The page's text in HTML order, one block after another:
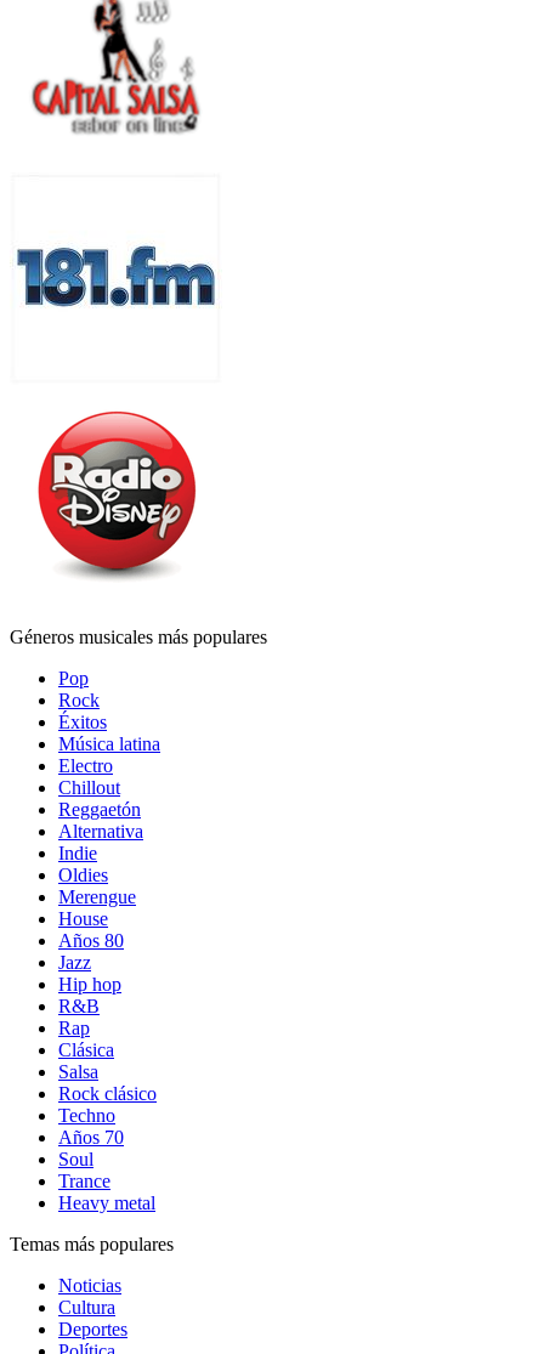
Géneros musicales más populares
Pop
Rock
Éxitos
Música latina
Electro
Chillout
Reggaetón
Alternativa
Indie
Oldies
Merengue
House
Años 80
Jazz
Hip hop
R&B
Rap
Clásica
Salsa
Rock clásico
Techno
Años 70
Soul
Trance
Heavy metal
Temas más populares
Noticias
Cultura
Deportes